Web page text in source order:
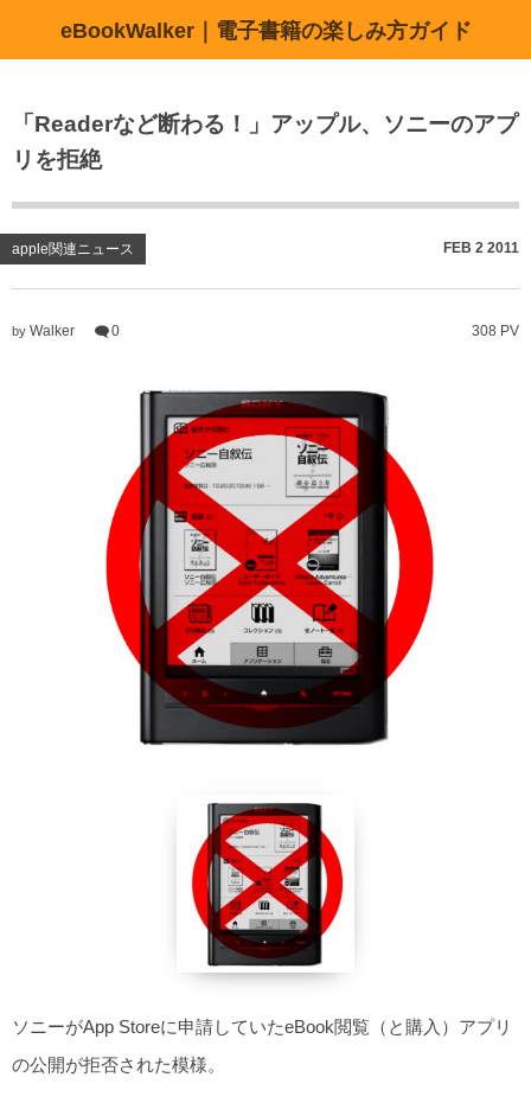
eBookWalker｜電子書籍の楽しみ方ガイド
「Readerなど断わる！」アップル、ソニーのアプ
リを拒絶
apple関連ニュース FEB 2 2011
by Walker 0 308 PV
ソニーがApp Storeに申請していたeBook閲覧（と購入）アプリ
の公開が拒否された模様。